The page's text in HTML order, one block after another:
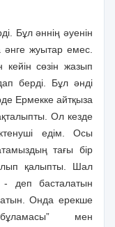
Бұл әннiң әуенiн
әнге жуытар емес.
кейiн сөзiн жазып
бердi. Бұл әндi
Ермекке айтқыза
Ол кезде
едiм. Осы
тағы бiр
қалыпты. Шал
деп басталатын
Онда ерекше
мен